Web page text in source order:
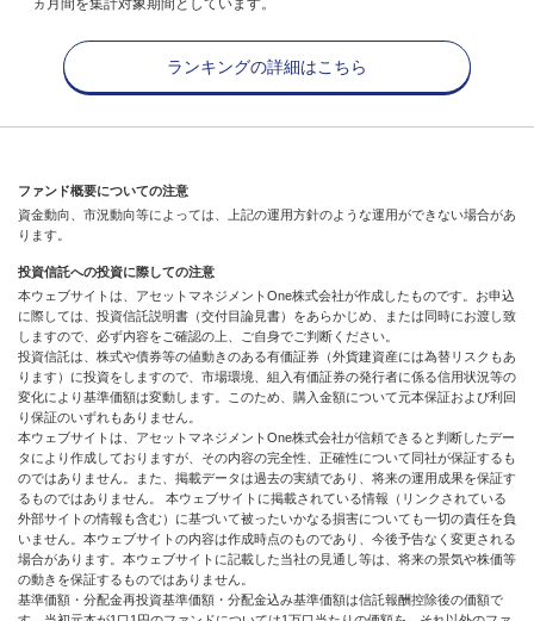
ヵ月間を集計対象期間としています。
ランキングの詳細はこちら
ファンド概要についての注意
資金動向、市況動向等によっては、上記の運用方針のような運用ができない場合があ
ります。
投資信託への投資に際しての注意
本ウェブサイトは、アセットマネジメントOne株式会社が作成したものです。お申込
に際しては、投資信託説明書（交付目論見書）をあらかじめ、または同時にお渡し致
しますので、必ず内容をご確認の上、ご自身でご判断ください。
投資信託は、株式や債券等の値動きのある有価証券（外貨建資産には為替リスクもあ
ります）に投資をしますので、市場環境、組入有価証券の発行者に係る信用状況等の
変化により基準価額は変動します。このため、購入金額について元本保証および利回
り保証のいずれもありません。
本ウェブサイトは、アセットマネジメントOne株式会社が信頼できると判断したデー
タにより作成しておりますが、その内容の完全性、正確性について同社が保証するも
のではありません。また、掲載データは過去の実績であり、将来の運用成果を保証す
るものではありません。 本ウェブサイトに掲載されている情報（リンクされている
外部サイトの情報も含む）に基づいて被ったいかなる損害についても一切の責任を負
いません。本ウェブサイトの内容は作成時点のものであり、今後予告なく変更される
場合があります。本ウェブサイトに記載した当社の見通し等は、将来の景気や株価等
の動きを保証するものではありません。
基準価額・分配金再投資基準価額・分配金込み基準価額は信託報酬控除後の価額で